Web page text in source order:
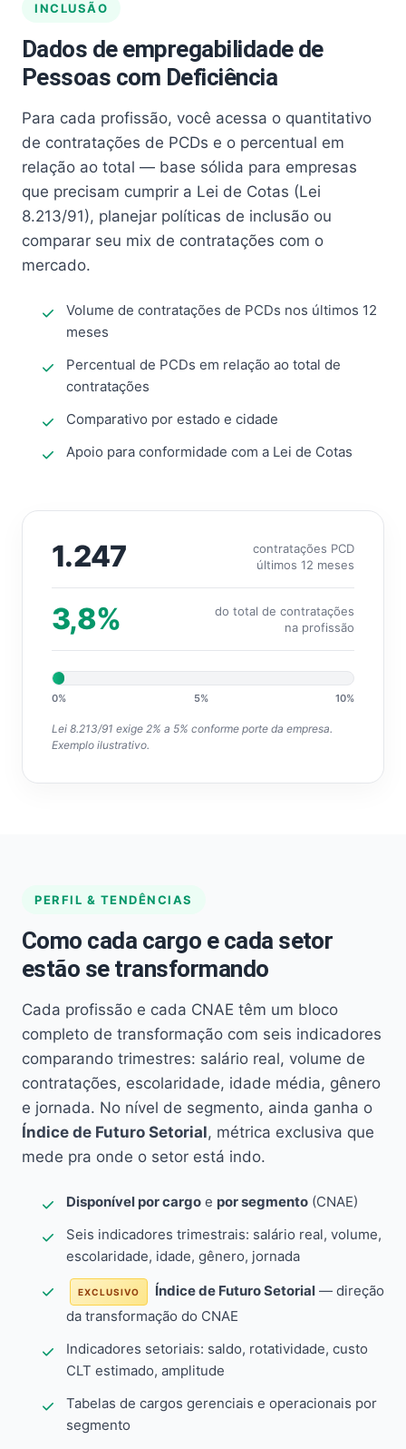
INCLUSÃO
Dados de empregabilidade de
Pessoas com Deficiência
Para cada profissão, você acessa o quantitativo
de contratações de PCDs e o percentual em
relação ao total — base sólida para empresas
que precisam cumprir a Lei de Cotas (Lei
8.213/91), planejar políticas de inclusão ou
comparar seu mix de contratações com o
mercado.
Volume de contratações de PCDs nos últimos 12
meses
Percentual de PCDs em relação ao total de
contratações
Comparativo por estado e cidade
Apoio para conformidade com a Lei de Cotas
1.247
contratações PCD
últimos 12 meses
3,8%
do total de contratações
na profissão
0% 5% 10%
Lei 8.213/91 exige 2% a 5% conforme porte da empresa.
Exemplo ilustrativo.
PERFIL & TENDÊNCIAS
Como cada cargo e cada setor
estão se transformando
Cada profissão e cada CNAE têm um bloco
completo de transformação com seis indicadores
comparando trimestres: salário real, volume de
contratações, escolaridade, idade média, gênero
e jornada. No nível de segmento, ainda ganha o
Índice de Futuro Setorial, métrica exclusiva que
mede pra onde o setor está indo.
Disponível por cargo e por segmento (CNAE)
Seis indicadores trimestrais: salário real, volume,
escolaridade, idade, gênero, jornada
EXCLUSIVO Índice de Futuro Setorial — direção
da transformação do CNAE
Indicadores setoriais: saldo, rotatividade, custo
CLT estimado, amplitude
Tabelas de cargos gerenciais e operacionais por
segmento